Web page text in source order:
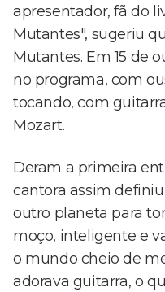
apresentador, fã do
Mutantes", sugeriu
Mutantes. Em 15 de
no programa, com
tocando, com
Mozart.
Deram a primeira
cantora assim
outro planeta para
moço, inteligente e
o mundo cheio de
adorava guitarra, o